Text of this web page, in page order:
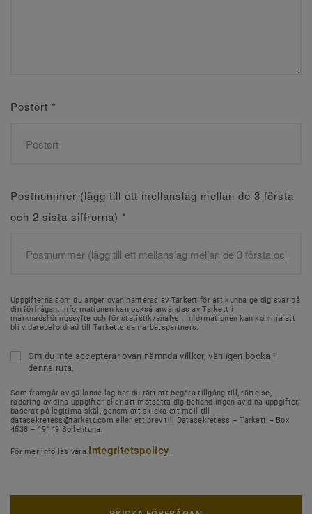
Postort *
Postnummer (lägg till ett mellanslag mellan de 3 första
och 2 sista siffrorna) *
Uppgifterna som du anger ovan hanteras av Tarkett för att kunna ge dig svar på
din förfrågan. Informationen kan också användas av Tarkett i
marknadsföringssyfte och för statistik/analys . Informationen kan komma att
bli vidarebefordrad till Tarketts samarbetspartners.
Om du inte accepterar ovan nämnda villkor, vänligen bocka i
denna ruta.
Som framgår av gällande lag har du rätt att begära tillgång till, rättelse,
radering av dina uppgifter eller att motsätta dig behandlingen av dina uppgifter,
baserat på legitima skäl, genom att skicka ett mail till
datasekretess@tarkett.com eller ett brev till Datasekretess – Tarkett – Box
4538 – 19149 Sollentuna.
För mer info läs våra Integritetspolicy